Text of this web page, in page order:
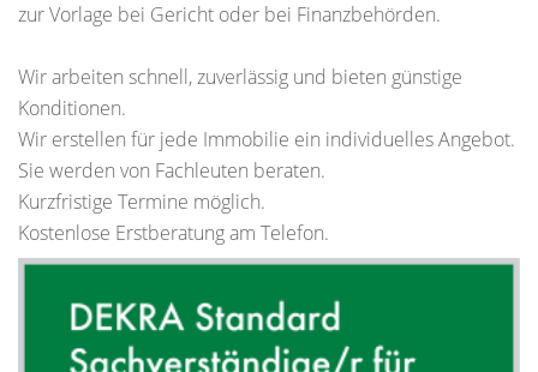
zur Vorlage bei Gericht oder bei Finanzbehörden.
Wir arbeiten schnell, zuverlässig und bieten günstige
Konditionen.
Wir erstellen für jede Immobilie ein individuelles Angebot.
Sie werden von Fachleuten beraten.
Kurzfristige Termine möglich.
Kostenlose Erstberatung am Telefon.